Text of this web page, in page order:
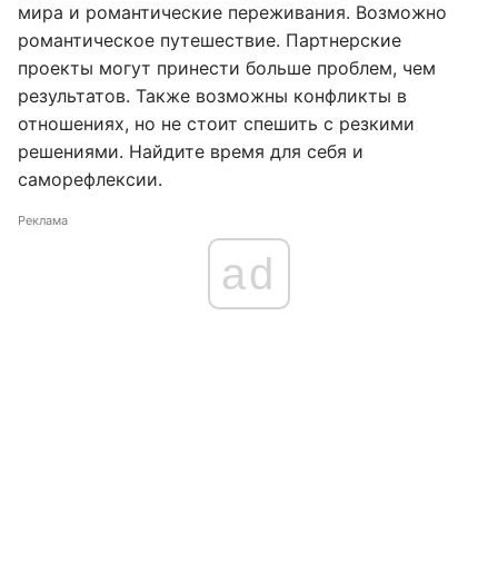
мира и романтические переживания. Возможно
романтическое путешествие. Партнерские
проекты могут принести больше проблем, чем
результатов. Также возможны конфликты в
отношениях, но не стоит спешить с резкими
решениями. Найдите время для себя и
саморефлексии.
Реклама
ad